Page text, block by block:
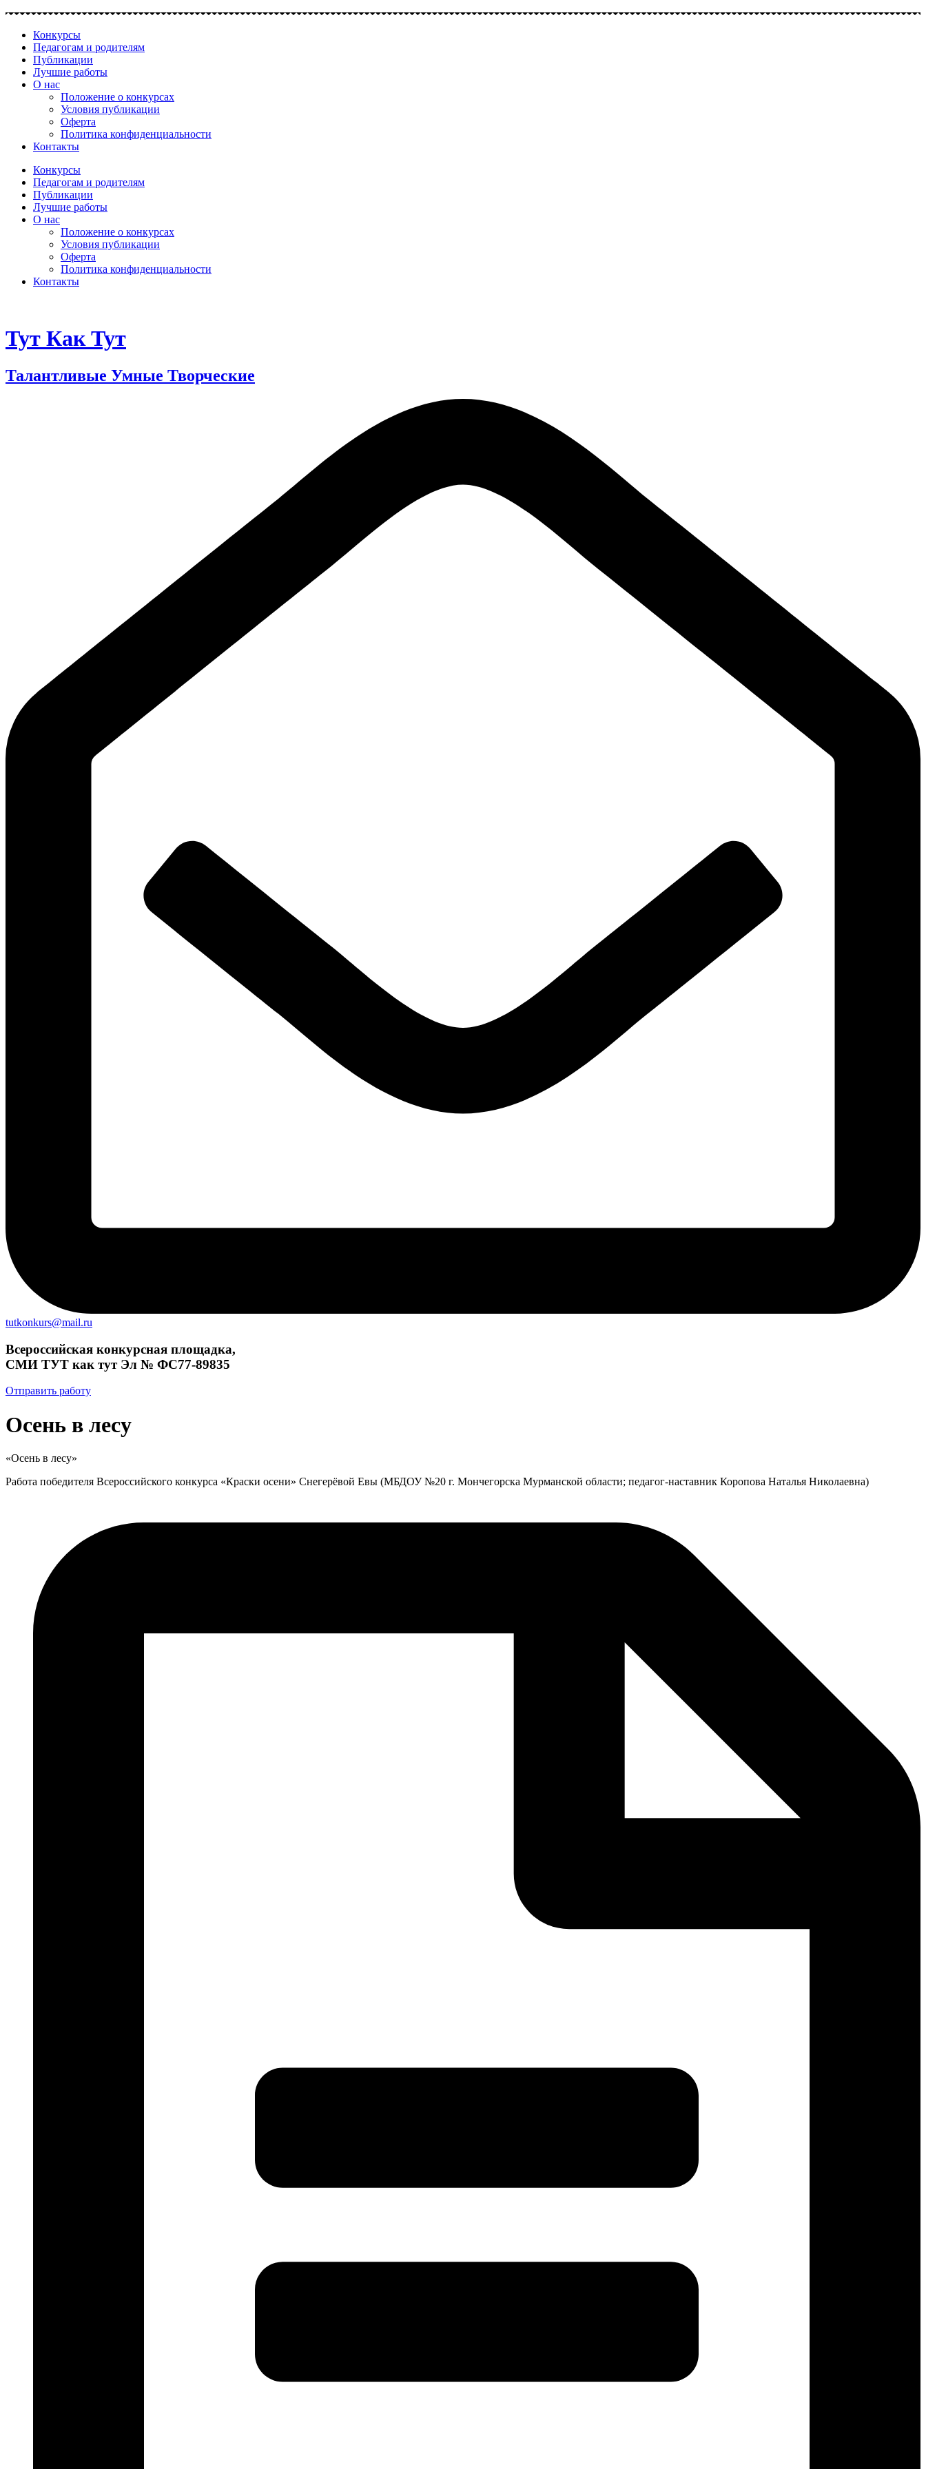
Перейти
содержимому
Конкурсы
Педагогам и родителям
Публикации
Лучшие работы
О нас
Положение о конкурсах
Условия публикации
Оферта
Политика конфиденциальности
Контакты
Конкурсы
Педагогам и родителям
Публикации
Лучшие работы
О нас
Положение о конкурсах
Условия публикации
Оферта
Политика конфиденциальности
Контакты
Тут Как Тут
Талантливые Умные Творческие
tutkonkurs@mail.ru
Всероссийская конкурсная площадка,
СМИ ТУТ как тут Эл № ФС77-89835
Отправить работу
Осень в лесу
«Осень в лесу»
Работа победителя Всероссийского конкурса «Краски осени» Снегерёвой Евы (МБДОУ №20 г. Мончегорска Мурманской области; педагог-наставник Коропова Наталья Николаевна)